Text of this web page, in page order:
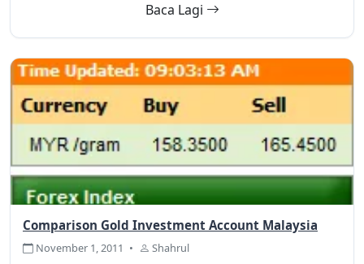
Baca Lagi
Comparison Gold Investment Account Malaysia
November 1, 2011 • Shahrul